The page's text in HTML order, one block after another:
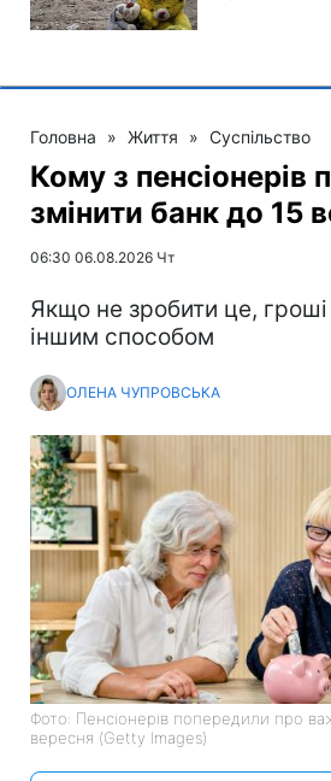
Головна » Життя » Суспільство
Кому з пенсіонерів
змінити банк до 15
06:30 06.08.2026 Чт
Якщо не зробити це,
іншим способом
ОЛЕНА ЧУПРОВСЬКА
Фото: Пенсіонерів попередили про
вересня (Getty Images)